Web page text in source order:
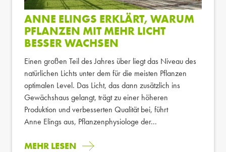
ANNE ELINGS ERKLÄRT, WARUM
PFLANZEN MIT MEHR LICHT
BESSER WACHSEN
Einen großen Teil des Jahres über liegt das Niveau des
natürlichen Lichts unter dem für die meisten Pflanzen
optimalen Level. Das Licht, das dann zusätzlich ins
Gewächshaus gelangt, trägt zu einer höheren
Produktion und verbesserten Qualität bei, führt
Anne Elings aus, Pflanzenphysiologe der...
MEHR LESEN